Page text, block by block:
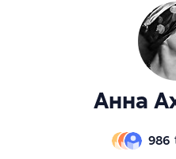
Анна
986